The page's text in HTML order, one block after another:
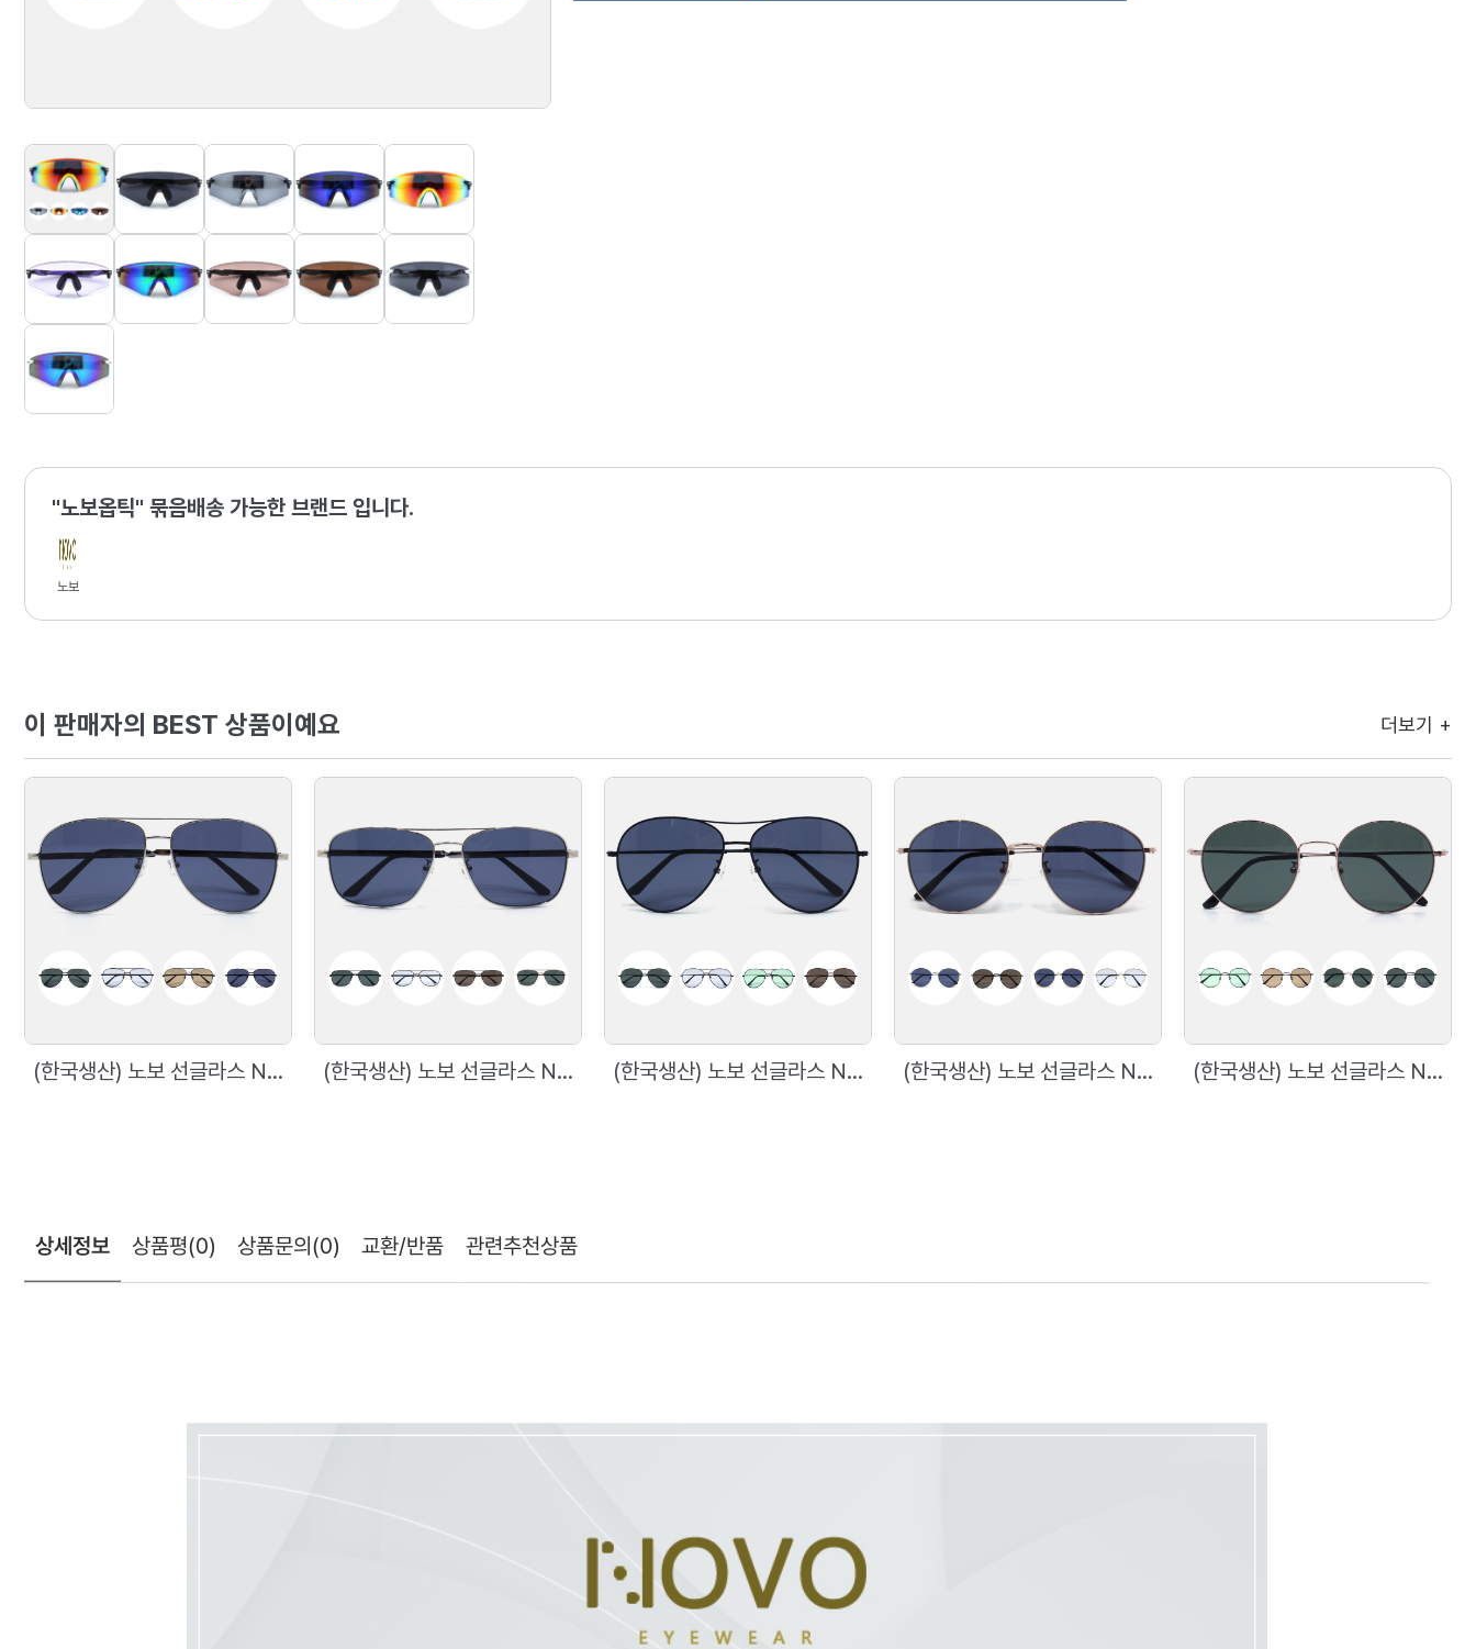
"노보옵틱" 묶음배송 가능한 브랜드 입니다.
노보
이 판매자의 BEST 상품이예요 더보기 +
(한국생산) 노보 선글라스 N5005 60사이즈 메탈 보잉 선글라스 (한국생산) 노보 선글라스 N5004 60사이즈 메탈 사각 선글라스 (한국생산) 노보 선글라스 N5003 60사이즈 메탈 보잉 선글라스 (한국생산) 노보 선글라스 N5002 58사이즈 메탈 원형 선글라스 (한국생산) 노보 선글라스 N5001 54사이즈 메탈 원형 선글라스
상세정보 상품평(0) 상품문의(0) 교환/반품 관련추천상품